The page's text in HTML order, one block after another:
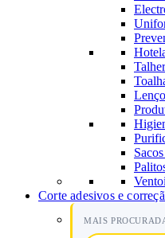
Corte adesivos e
MAIS